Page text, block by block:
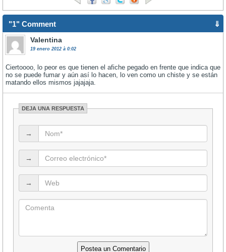
"1" Comment ⇓
Valentina
19 enero 2012 à 0:02
Ciertoooo, lo peor es que tienen el afiche pegado en frente que indica que
no se puede fumar y aún así lo hacen, lo ven como un chiste y se están
matando ellos mismos jajajaja.
DEJA UNA RESPUESTA
→
→
→